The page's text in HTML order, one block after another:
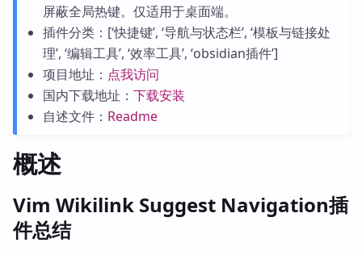
屏蔽全局热键。仅适用于桌面端。
插件分类：[‘快捷键’, ‘导航与状态栏’, ‘模板与链接处
理’, ‘编辑工具’, ‘效率工具’, ‘obsidian插件’]
项目地址： 点我访问
国内下载地址： 下载安装
自述文件： Readme
概述
Vim Wikilink Suggest Navigation插
件总结